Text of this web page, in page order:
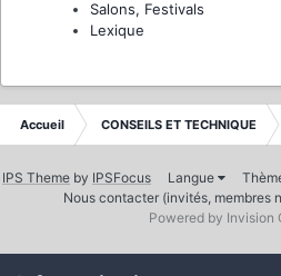
Salons, Festivals
Lexique
Accueil CONSEILS ET TECHNIQUE
IPS Theme by IPSFocus Langue
Nous contacter (invités, membres
Powered by Invision